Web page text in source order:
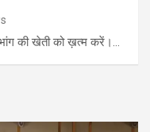
की खेती को ख़त्म करें।…